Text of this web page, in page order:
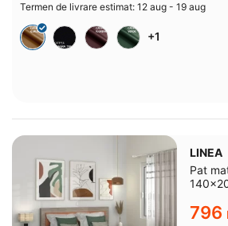
Termen de livrare estimat: 12 aug - 19 aug
+1
LINEA
Pat
‍796‍